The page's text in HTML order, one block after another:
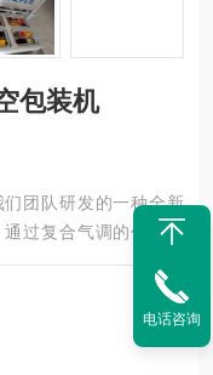
包装机
团队研发的一种全新
过复合气调的包装程
的原汁原味，原貌。
电话咨询